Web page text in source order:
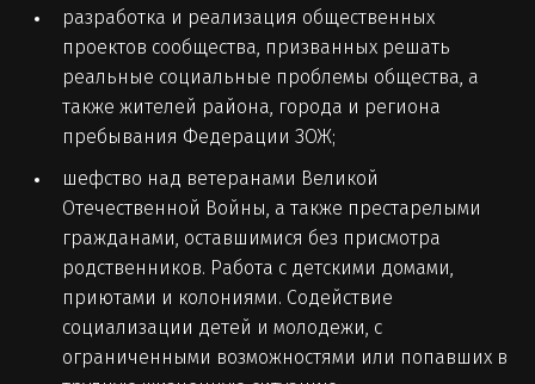
разработка и реализация общественных
проектов сообщества, призванных решать
реальные социальные проблемы общества, а
также жителей района, города и региона
пребывания Федерации ЗОЖ;
шефство над ветеранами Великой
Отечественной Войны, а также престарелыми
гражданами, оставшимися без присмотра
родственников. Работа с детскими домами,
приютами и колониями. Содействие
социализации детей и молодежи, с
ограниченными возможностями или попавших в